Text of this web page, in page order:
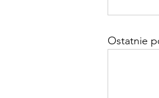
Ostatnie